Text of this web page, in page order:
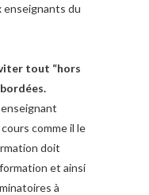
enseignants du
tout “hors
comme il le
doit
et ainsi
à